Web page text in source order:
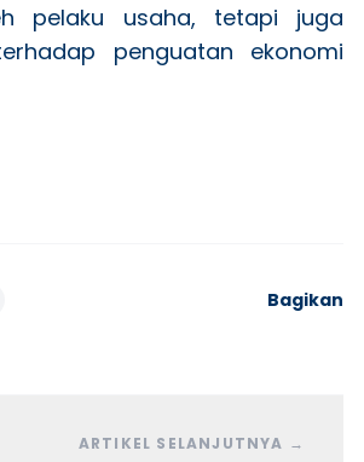
pelaku usaha, tetapi juga
penguatan ekonomi
Bagikan
ARTIKEL SELANJUTNYA →